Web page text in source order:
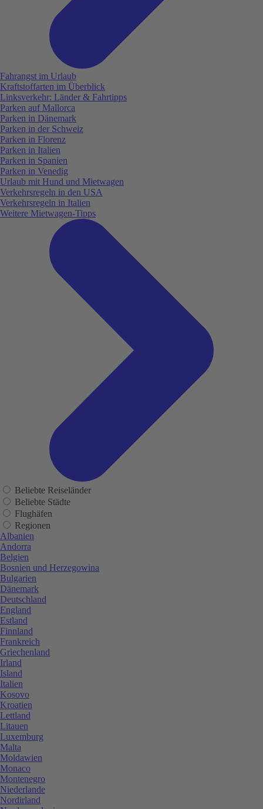
Fahrangst im Urlaub
Kraftstoffarten im Überblick
Linksverkehr: Länder & Fahrtipps
Parken auf Mallorca
Parken in Dänemark
Parken in der Schweiz
Parken in Florenz
Parken in Italien
Parken in Spanien
Parken in Venedig
Urlaub mit Hund und Mietwagen
Verkehrsregeln in den USA
Verkehrsregeln in Italien
Weitere Mietwagen-Tipps
Beliebte Reiseländer
Beliebte Städte
Flughäfen
Regionen
Albanien
Andorra
Belgien
Bosnien und Herzegowina
Bulgarien
Dänemark
Deutschland
England
Estland
Finnland
Frankreich
Griechenland
Irland
Island
Italien
Kosovo
Kroatien
Lettland
Litauen
Luxemburg
Malta
Moldawien
Monaco
Montenegro
Niederlande
Nordirland